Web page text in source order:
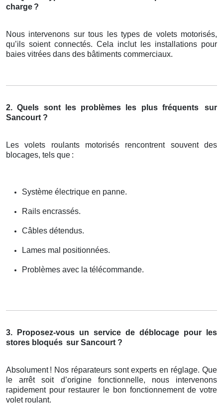
charge ?
Nous intervenons sur tous les types de volets motorisés,
qu’ils soient connectés. Cela inclut les installations pour
baies vitrées dans des bâtiments commerciaux.
2. Quels sont les problèmes les plus fréquents
sur
Sancourt ?
Les volets roulants motorisés rencontrent souvent des
blocages, tels que :
Système électrique en panne.
Rails encrassés.
Câbles détendus.
Lames mal positionnées.
Problèmes avec la télécommande.
3. Proposez-vous un service de déblocage pour les
stores bloqués sur Sancourt ?
Absolument ! Nos réparateurs sont experts en réglage. Que
le arrêt soit d’origine fonctionnelle, nous intervenons
rapidement pour restaurer le bon fonctionnement de votre
volet roulant.